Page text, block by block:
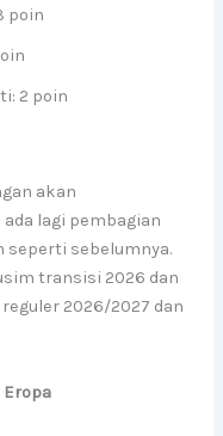
poin
2 poin
akan
lagi pembagian
sebelumnya.
transisi 2026 dan
2026/2027 dan